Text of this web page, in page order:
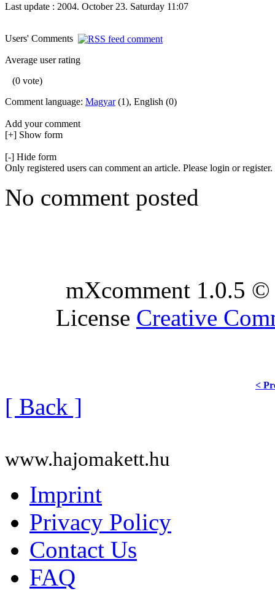
Last update : 2004. October 23. Saturday 11:07
Users' Comments
Average user rating
(0 vote)
Comment language: Magyar(1), English (0)
Add your comment
[+] Show form
[-] Hide form
Only registered users can comment an article. Please login or register.
No comment posted
mXcomment 1.0.5
License Creative
<
[ Back ]
www.hajomakett.hu
Imprint
Privacy Policy
Contact Us
FAQ